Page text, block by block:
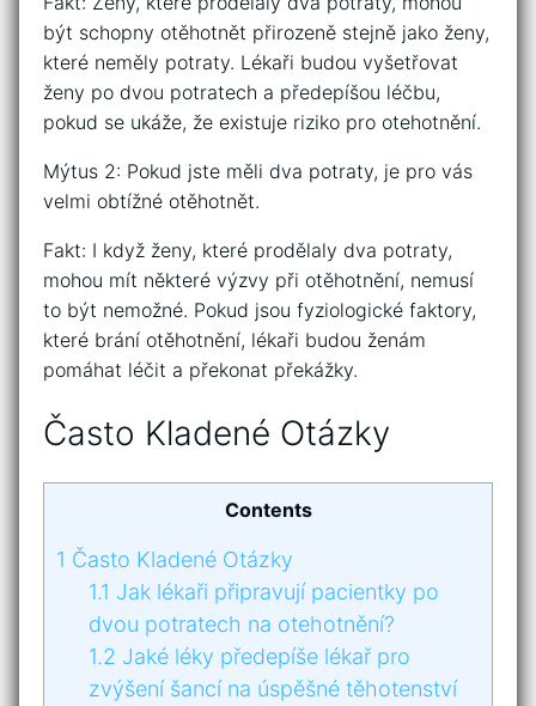
být schopny otěhotnět přirozeně stejně jako ženy,
které neměly potraty. Lékaři budou vyšetřovat
ženy po dvou potratech a předepíšou léčbu,
pokud se ukáže, že existuje riziko pro otehotnění.
Mýtus 2: Pokud jste měli dva potraty, je pro vás
velmi obtížné otěhotnět.
Fakt: I když ženy, které prodělaly dva potraty,
mohou mít některé výzvy při otěhotnění, nemusí
to být nemožné. Pokud jsou fyziologické faktory,
které brání otěhotnění, lékaři budou ženám
pomáhat léčit a překonat překážky.
Často Kladené Otázky
Contents
1 Často Kladené Otázky
1.1 Jak lékaři připravují pacientky po
dvou potratech na otehotnění?
1.2 Jaké léky předepíše lékař pro
zvýšení šancí na úspěšné těhotenství